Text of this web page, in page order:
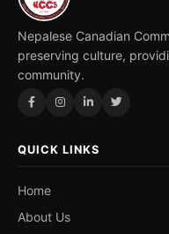
Nepalese Canadian
preserving culture,
community.
QUICK LINKS
Home
About Us